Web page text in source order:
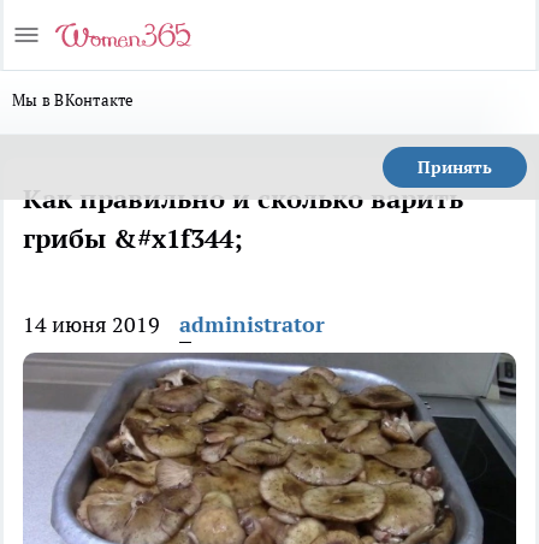
Мы в ВКонтакте
Принять
Как правильно и сколько варить
грибы &#x1f344;
14 июня 2019 administrator